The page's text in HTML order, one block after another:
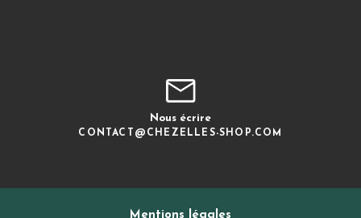
Nous écrire
CONTACT@CHEZELLES-SHOP.COM
Mentions légales